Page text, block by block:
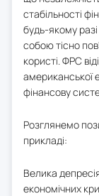
стабільності
будь-якому разі
собою тісно
користі. ФРС
американської
фінансову
Розглянемо
прикладі:
Велика
економічних